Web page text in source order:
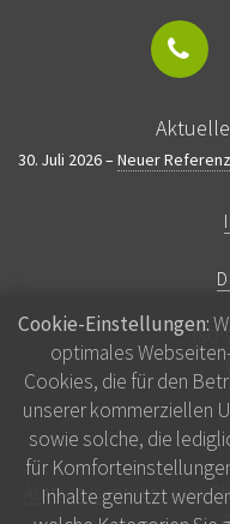
30. Juli 2026 – Neuer Referenzartikel:
ISO
Auftragssynthese von
Cookie-Einstellungen:
optimales
Cookies, die für den
unserer kommerziellen
sowie solche, die
für
Inhalte genutzt